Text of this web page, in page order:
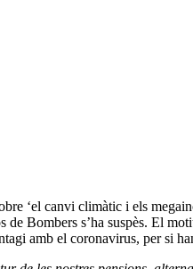
‘el canvi climàtic i els
Bombers s’ha suspès. El
amb el coronavirus, per si